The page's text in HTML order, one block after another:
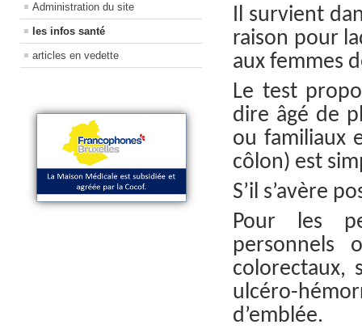
Administration du site
les infos santé
articles en vedette
Il survient
raison pour
aux femmes
Le test
dire âgé de
ou familiaux
côlon) est
S’il s’avère
Pour les
personnels
colorectaux,
ulcéro-
d’emblée.